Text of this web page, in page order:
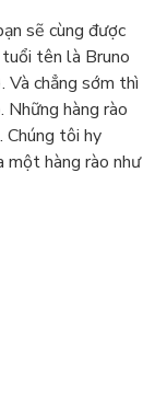
sẽ cùng được
tên là Bruno
Và chẳng sớm thì
Những hàng rào
Chúng tôi hy
một hàng rào như